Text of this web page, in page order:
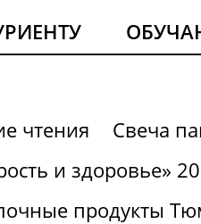
чтения
Свеча
и здоровье»
продукты